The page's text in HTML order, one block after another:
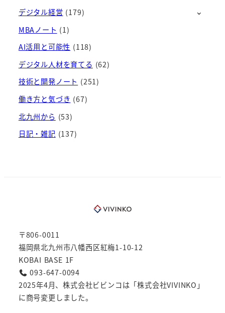
ジ
送
り
イ
ブ
デジタル経営 (179)
MBAノート (1)
AI活用と可能性 (118)
デジタル人材を育てる (62)
技術と開発ノート (251)
働き方と気づき (67)
北九州から (53)
日記・雑記 (137)
〒806-0011
福岡県北九州市八幡西区紅梅1-10-12
KOBAI BASE 1F
093-647-0094
2025年4月、株式会社ビビンコは「株式会社VIVINKO」
に商号変更しました。